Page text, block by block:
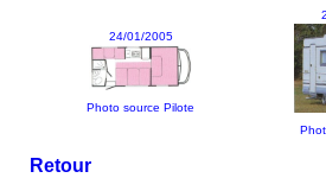
24/01/2005
Photo source Pilote
Retour